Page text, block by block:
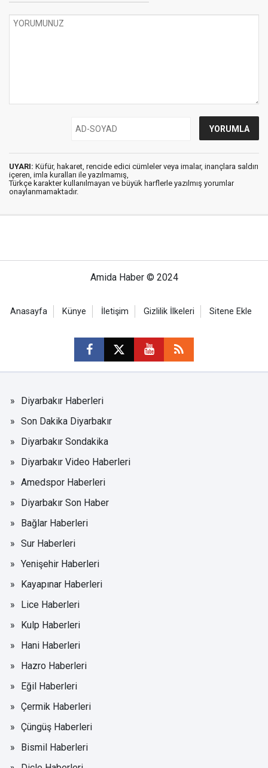
UYARI: Küfür, hakaret, rencide edici cümleler veya imalar, inançlara saldırı
içeren, imla kuralları ile yazılmamış,
Türkçe karakter kullanılmayan ve büyük harflerle yazılmış yorumlar
onaylanmamaktadır.
Amida Haber © 2024
Anasayfa Künye İletişim Gizlilik İlkeleri Sitene Ekle
Diyarbakır Haberleri
Son Dakika Diyarbakır
Diyarbakır Sondakika
Diyarbakır Video Haberleri
Amedspor Haberleri
Diyarbakır Son Haber
Bağlar Haberleri
Sur Haberleri
Yenişehir Haberleri
Kayapınar Haberleri
Lice Haberleri
Kulp Haberleri
Hani Haberleri
Hazro Haberleri
Eğil Haberleri
Çermik Haberleri
Çüngüş Haberleri
Bismil Haberleri